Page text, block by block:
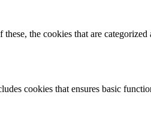
the cookies that are categorized
cookies that ensures basic